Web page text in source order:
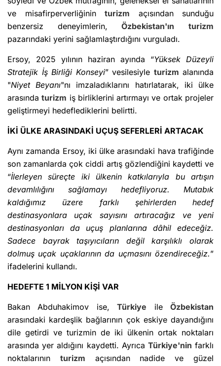
ve misafirperverliğinin turizm açısından sunduğu
benzersiz deneyimlerin,Özbekistan'ın
turizm
pazarındaki yerini sağlamlaştırdığını vurguladı.
Ersoy, 2025 yılının haziran ayında “Yüksek Düzeyli
Stratejik İş Birliği Konseyi” vesilesiyle turizm alanında
"Niyet Beyanı"nı imzaladıklarını hatırlatarak, iki ülke
arasındaturizm iş birliklerini artırmayı ve ortak projeler
geliştirmeyi hedeflediklerini belirtti.
İKİ ÜLKE ARASINDAKİ UÇUŞ SEFERLERİ ARTACAK
Aynı zamanda Ersoy, iki ülke arasındaki hava trafiğinde
son zamanlarda çok ciddi artış gözlendiğini kaydetti ve
“İlerleyen süreçte iki ülkenin katkılarıyla bu artışın
devamlılığını sağlamayı hedefliyoruz. Mutabık
kaldığımız üzere farklı şehirlerden hedef
destinasyonlara uçak sayısını artıracağız ve yeni
destinasyonları da uçuş planlarına dâhil edeceğiz.
Sadece bayrak taşıyıcıların değil karşılıklı olarak
dolmuş uçak uçaklarının da uçmasını özendireceğiz.”
ifadelerini kullandı.
HEDEFTE 1 MİLYON KİŞİ VAR
Bakan Abduhakimov ise,Türkiye ileÖzbekistan
arasındaki kardeşlik bağlarının çok eskiye dayandığını
dile getirdi ve turizmin de iki ülkenin ortak noktaları
arasında yer aldığını kaydetti. Ayrıca Türkiye'nin farklı
noktalarının turizm açısından nadide ve güzel